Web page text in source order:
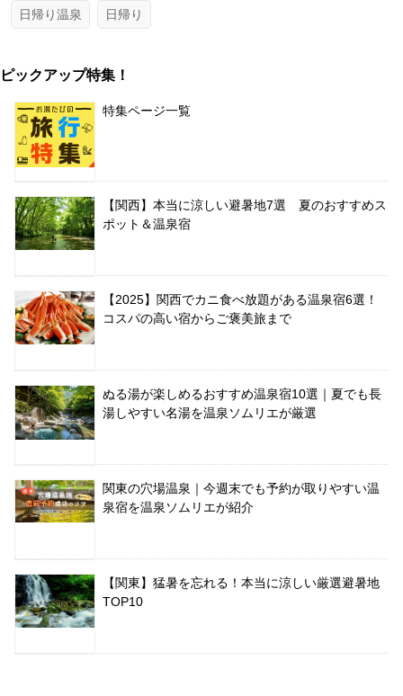
日帰り温泉 日帰り
ピックアップ特集！
特集ページ一覧
【関西】本当に涼しい避暑地7選 夏のおすすめス
ポット＆温泉宿
【2025】関西でカニ食べ放題がある温泉宿6選！
コスパの高い宿からご褒美旅まで
ぬる湯が楽しめるおすすめ温泉宿10選｜夏でも長
湯しやすい名湯を温泉ソムリエが厳選
関東の穴場温泉｜今週末でも予約が取りやすい温
泉宿を温泉ソムリエが紹介
【関東】猛暑を忘れる！本当に涼しい厳選避暑地
TOP10